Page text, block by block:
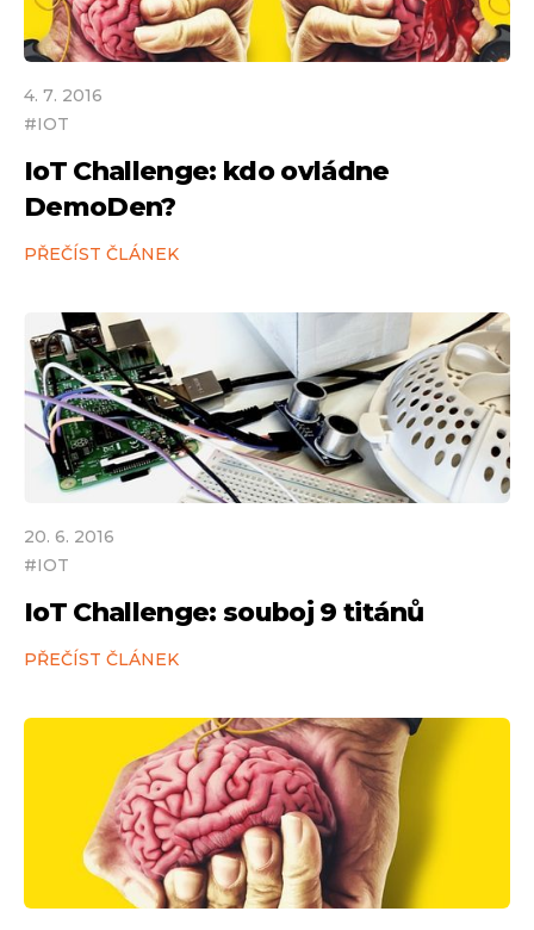
4. 7. 2016
#IOT
IoT Challenge: kdo ovládne
DemoDen?
PŘEČÍST ČLÁNEK
20. 6. 2016
#IOT
IoT Challenge: souboj 9 titánů
PŘEČÍST ČLÁNEK